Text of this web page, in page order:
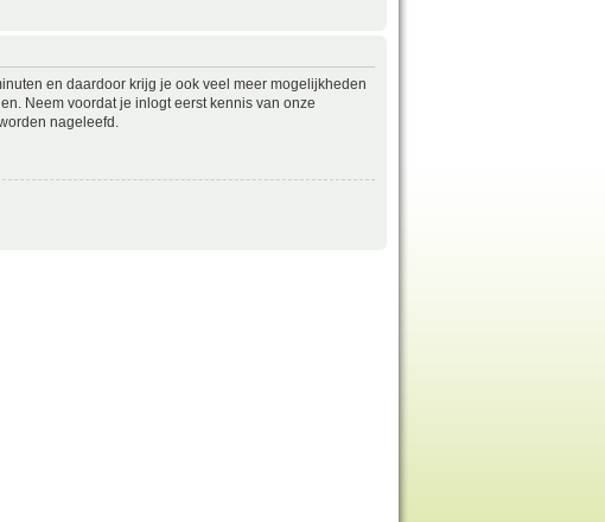
en daardoor krijg je ook veel meer mogelijkheden
Neem voordat je inlogt eerst kennis van onze
nageleefd.